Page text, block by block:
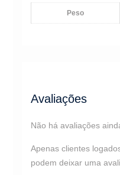
Peso
Avaliações
Não há avaliações
Apenas clientes
podem deixar uma